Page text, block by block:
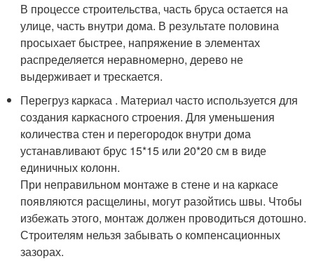
В процессе строительства, часть бруса остается на
улице, часть внутри дома. В результате половина
просыхает быстрее, напряжение в элементах
распределяется неравномерно, дерево не
выдерживает и трескается.
Перегруз каркаса . Материал часто используется для
создания каркасного строения. Для уменьшения
количества стен и перегородок внутри дома
устанавливают брус 15*15 или 20*20 см в виде
единичных колонн.
При неправильном монтаже в стене и на каркасе
появляются расщелины, могут разойтись швы. Чтобы
избежать этого, монтаж должен проводиться дотошно.
Строителям нельзя забывать о компенсационных
зазорах.